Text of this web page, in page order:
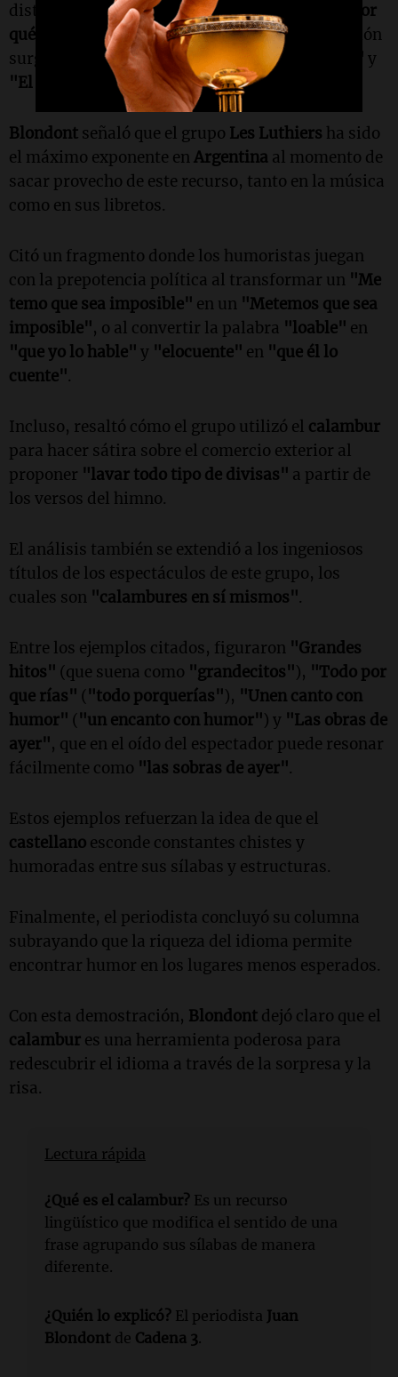
distinguir entre"¿Por qué la bola rueda?"
"¿Por
qué lavó la rueda?", o en casos donde la confusión
surge entre frases como"El pan está hablando" y
"El pan está blando".
Blondont señaló que el grupo Les Luthiers ha sido
el máximo exponente enArgentina al momento de
sacar provecho de este recurso, tanto en la música
como en sus libretos.
Citó un fragmento donde los humoristas juegan
con la prepotencia política al transformar un "Me
temo que sea imposible" en un "Metemos que sea
imposible", o al convertir la palabra "loable" en
"que yo lo hable" y "elocuente" en "que él lo
cuente".
Incluso, resaltó cómo el grupo utilizó el calambur
para hacer sátira sobre el comercio exterior al
proponer "lavar todo tipo de divisas" a partir de
los versos del himno.
El análisis también se extendió a los ingeniosos
títulos de los espectáculos de este grupo, los
cuales son "calambures en sí mismos".
Entre los ejemplos citados, figuraron "Grandes
hitos" (que suena como "grandecitos"), "Todo por
que rías" ("todo porquerías"), "Unen canto con
humor" ("un encanto con humor") y "Las obras de
ayer", que en el oído del espectador puede resonar
fácilmente como "las sobras de ayer".
Estos ejemplos refuerzan la idea de que el
castellano esconde constantes chistes y
humoradas entre sus sílabas y estructuras.
Finalmente, el periodista concluyó su columna
subrayando que la riqueza del idioma permite
encontrar humor en los lugares menos esperados.
Con esta demostración, Blondont dejó claro que el
calambur es una herramienta poderosa para
redescubrir el idioma a través de la sorpresa y la
risa.
Lectura rápida
¿Qué es el calambur? Es un recurso
lingüístico que modifica el sentido de una
frase agrupando sus sílabas de manera
diferente.
¿Quién lo explicó? El periodista Juan
Blondont de Cadena 3.